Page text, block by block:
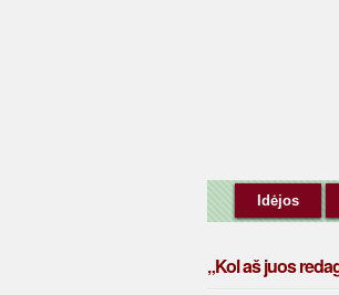
Idėjos
„Kol aš juos